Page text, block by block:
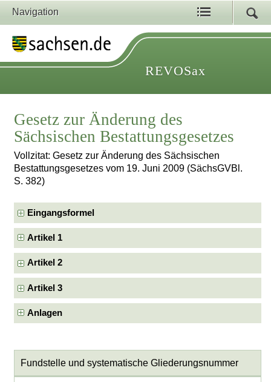
Navigation
REVOSax
Gesetz zur Änderung des
Sächsischen Bestattungsgesetzes
Vollzitat: Gesetz zur Änderung des Sächsischen
Bestattungsgesetzes vom 19. Juni 2009 (SächsGVBl.
S. 382)
Eingangsformel
Artikel 1
Artikel 2
Artikel 3
Anlagen
Fundstelle und systematische Gliederungsnummer